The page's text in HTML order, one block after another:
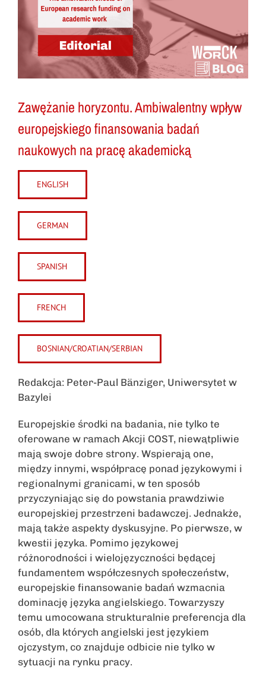
Zawężanie horyzontu. Ambiwalentny wpływ
europejskiego finansowania badań
naukowych na pracę akademicką
ENGLISH
GERMAN
SPANISH
FRENCH
BOSNIAN/CROATIAN/SERBIAN
Redakcja: Peter-Paul Bänziger, Uniwersytet w
Bazylei
Europejskie środki na badania, nie tylko te
oferowane w ramach Akcji COST, niewątpliwie
mają swoje dobre strony. Wspierają one,
między innymi, współpracę ponad językowymi i
regionalnymi granicami, w ten sposób
przyczyniając się do powstania prawdziwie
europejskiej przestrzeni badawczej. Jednakże,
mają także aspekty dyskusyjne. Po pierwsze, w
kwestii języka. Pomimo językowej
różnorodności i wielojęzyczności będącej
fundamentem współczesnych społeczeństw,
europejskie finansowanie badań wzmacnia
dominację języka angielskiego. Towarzyszy
temu umocowana strukturalnie preferencja dla
osób, dla których angielski jest językiem
ojczystym, co znajduje odbicie nie tylko w
sytuacji na rynku pracy.